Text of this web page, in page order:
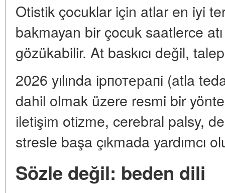
Otistik çocuklar için atlar en iyi
bakmayan bir çocuk saatlerce
gözükabilir. At baskıcı değil,
2026 yılında ipпотерапi (atla
dahil olmak üzere resmi bir
iletişim otizme, cerebral palsy,
stresle başa çıkmada yardımcı
Sözle değil: beden dili